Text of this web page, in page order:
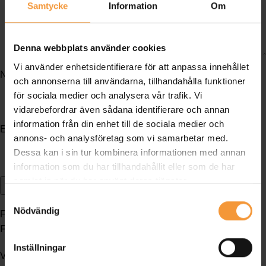
Samtycke Information Om
Denna webbplats använder cookies
Vi använder enhetsidentifierare för att anpassa innehållet
och annonserna till användarna, tillhandahålla funktioner
för sociala medier och analysera vår trafik. Vi
vidarebefordrar även sådana identifierare och annan
information från din enhet till de sociala medier och
annons- och analysföretag som vi samarbetar med.
Dessa kan i sin tur kombinera informationen med annan
information som du har tillhandahållit eller som de har
samlat in när du har använt deras tjänster.
Nödvändig
Inställningar
Namn
E-post*
Frakt & Leverans
Frakt
Våra leveransvillkor är ex works (fritt fabrik). Fraktkostnad